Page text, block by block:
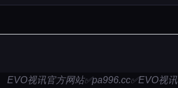
EVO视讯官方网站✅pa996.cc✅EVO视